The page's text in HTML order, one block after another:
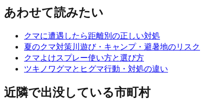
あわせて読みたい
クマに遭遇したら距離別の正しい対処
夏のクマ対策川遊び・キャンプ・避暑地のリスク
クマよけスプレー使い方と選び方
ツキノワグマとヒグマ行動・対処の違い
近隣で出没している市町村